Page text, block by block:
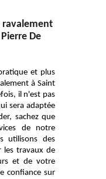
ravalement
De
et plus
à Saint
il n'est pas
sera adaptée
sachez que
de notre
utilisons des
les travaux de
et de votre
confiance sur